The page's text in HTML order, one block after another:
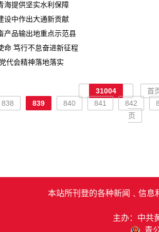
海提供坚实水利保障
设中作出大通新贡献
产品输出地重点示范县
命 笃行不怠奋进新征程
代会精神落地落实
31004
首
838 839 840 841 842
页
本站所刊登的各种新闻﹑信息
主办：中共
青